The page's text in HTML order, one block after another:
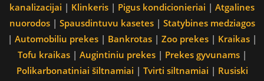
kanalizacijai | Klinkeris | Pigus kondicionieriai | Atgalines
nuorodos| Spausdintuvu kasetes| Statybines medziagos
| Automobiliu prekes| Bankrotas| Zoo prekes| Kraikas|
Tofu kraikas| Augintiniu prekes| Prekes gyvunams|
Polikarbonatiniai šiltnamiai | Tvirti siltnamiai | Rusiski